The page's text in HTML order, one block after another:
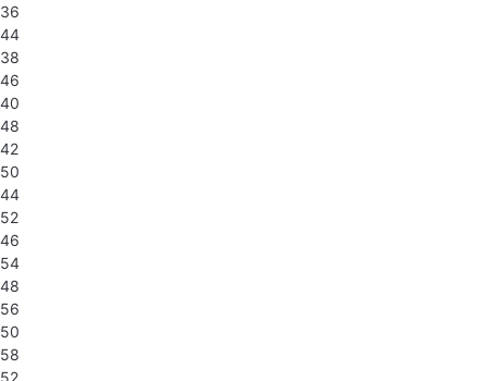
36
44
38
46
40
48
42
50
44
52
46
54
48
56
50
58
52